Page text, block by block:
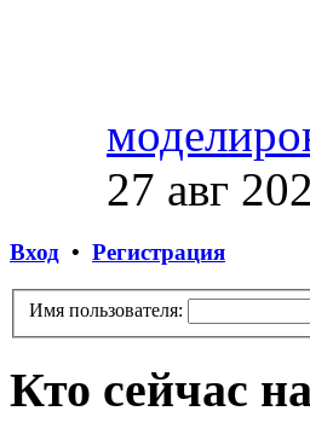
27 авг
Вход • Регистрация
Имя пользователя:
Кто сейчас